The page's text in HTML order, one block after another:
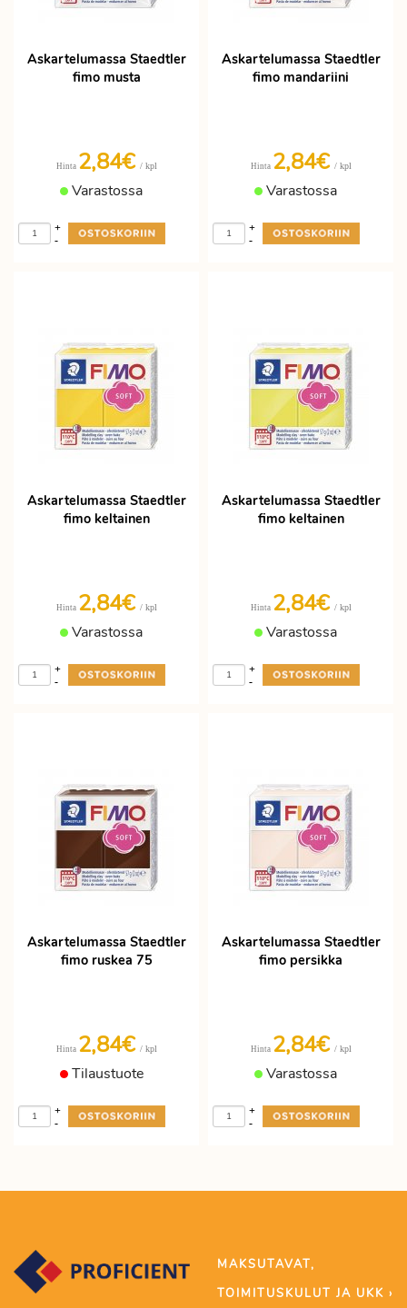
Askartelumassa Staedtler
fimo musta
Hinta 2,84€ / kpl
Varastossa
-
+
Askartelumassa Staedtler
fimo mandariini
Hinta 2,84€ / kpl
Varastossa
-
+
Askartelumassa Staedtler
fimo keltainen
Hinta 2,84€ / kpl
Varastossa
-
+
Askartelumassa Staedtler
fimo keltainen
Hinta 2,84€ / kpl
Varastossa
-
+
Askartelumassa Staedtler
fimo ruskea 75
Hinta 2,84€ / kpl
Tilaustuote
-
+
Askartelumassa Staedtler
fimo persikka
Hinta 2,84€ / kpl
Varastossa
-
+
MAKSUTAVAT,
TOIMITUSKULUT JA UKK ›